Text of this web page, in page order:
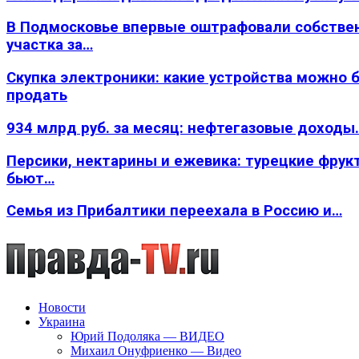
В Подмосковье впервые оштрафовали
участка за…
Скупка электроники: какие устройства можно
продать
934 млрд руб. за месяц: нефтегазовые
Персики, нектарины и ежевика: турецкие
бьют…
Семья из Прибалтики переехала в Россию и…
Новости
Украина
Юрий Подоляка — ВИДЕО
Михаил Онуфриенко — Видео